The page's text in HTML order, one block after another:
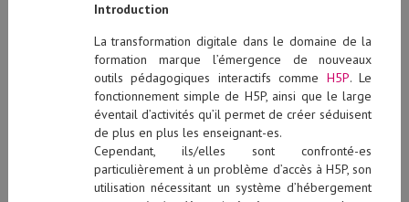
Introduction
La transformation digitale dans le domaine de la
formation marque l’émergence de nouveaux
outils pédagogiques interactifs comme H5P. Le
fonctionnement simple de H5P, ainsi que le large
éventail d’activités qu’il permet de créer séduisent
de plus en plus les enseignant-es.
Cependant, ils/elles sont confronté-es
particulièrement à un problème d’accès à H5P, son
utilisation nécessitant un système d’hébergement